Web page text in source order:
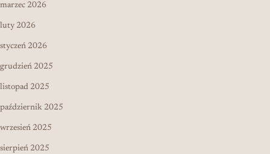
marzec 2026
luty 2026
styczeń 2026
grudzień 2025
listopad 2025
październik 2025
wrzesień 2025
sierpień 2025